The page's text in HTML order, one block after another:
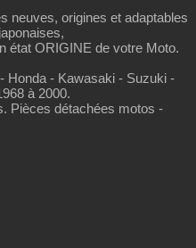
neuves, origines et adaptables
état ORIGINE de votre Moto.
Honda - Kawasaki - Suzuki -
à 2000.
Pièces détachées motos -